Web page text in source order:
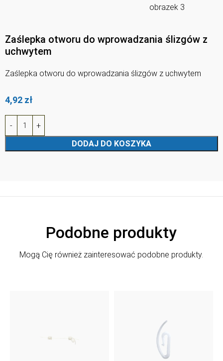
Zaślepka otworu do wprowadzania ślizgów z
uchwytem
Zaślepka otworu do wprowadzania ślizgów z uchwytem
4,92 zł
DODAJ DO KOSZYKA
Podobne produkty
Mogą Cię również zainteresować podobne produkty.